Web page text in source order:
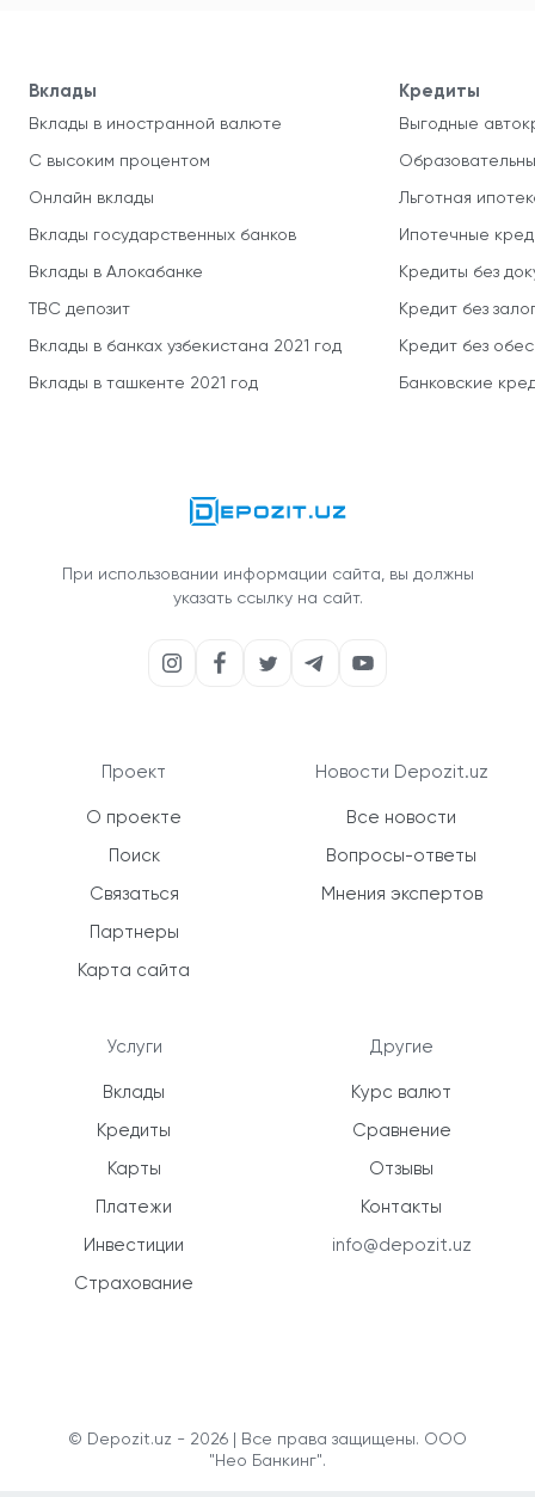
Вклады
Вклады в иностранной валюте
С высоким процентом
Онлайн вклады
Вклады государственных банков
Вклады в Алокабанке
TBC депозит
Вклады в банках узбекистана 2021 год
Вклады в ташкенте 2021 год
Кредиты
Выгодные
Льготная
Ипотечные
Кредиты без
Кредит без
Кредит без
Банковские
При использовании информации сайта, вы должны
указать ссылку на сайт.
Проект
О проекте
Поиск
Связаться
Партнеры
Карта сайта
Услуги
Вклады
Кредиты
Карты
Платежи
Инвестиции
Страхование
Новости Depozit.uz
Все новости
Вопросы-ответы
Мнения экспертов
Другие
Курс валют
Сравнение
Отзывы
Контакты
info@depozit.uz
© Depozit.uz - 2026 | Все права защищены. ООО
"Нео Банкинг".